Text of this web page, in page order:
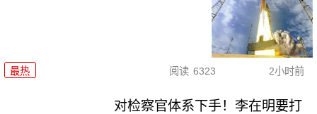
最热 阅读 6323 2小时前
对检察官体系下手！李在明要打